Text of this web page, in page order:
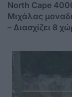
North Cape
Μιχάλας
– Διασχίζει 8